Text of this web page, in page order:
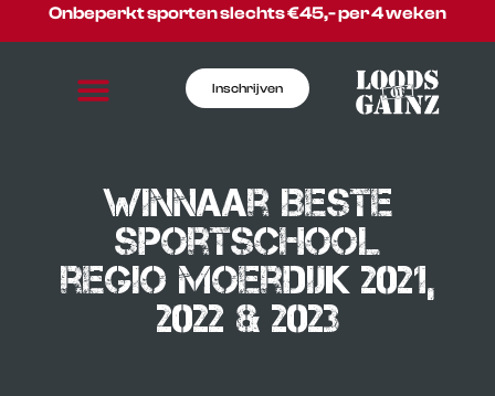
Onbeperkt sporten slechts €45,- per 4 weken
Inschrijven
Winnaar Beste
sportschool
regio moerdijk 2021,
2022 & 2023